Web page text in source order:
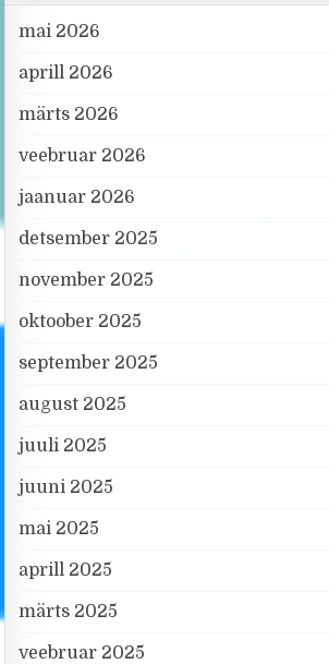
mai 2026
aprill 2026
märts 2026
veebruar 2026
jaanuar 2026
detsember 2025
november 2025
oktoober 2025
september 2025
august 2025
juuli 2025
juuni 2025
mai 2025
aprill 2025
märts 2025
veebruar 2025